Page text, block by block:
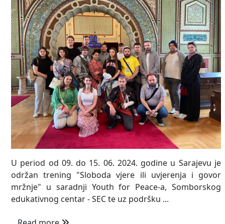
U period od 09. do 15. 06. 2024. godine u Sarajevu je
održan trening "Sloboda vjere ili uvjerenja i govor
mržnje" u saradnji Youth for Peace-a, Somborskog
edukativnog centar - SEC te uz podršku ...